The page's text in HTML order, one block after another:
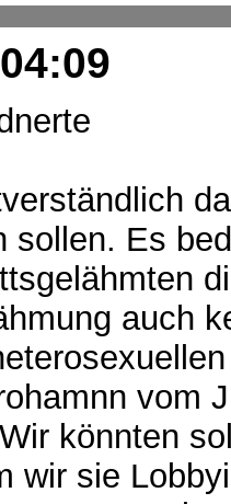
sollen. Es
auch
vom
könnten
wir sie